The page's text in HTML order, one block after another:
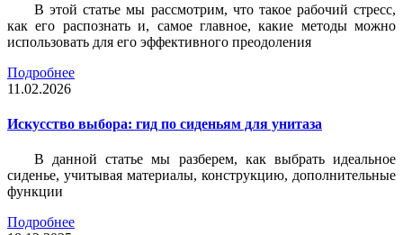
В этой статье мы рассмотрим, что такое рабочий стресс,
как его распознать и, самое главное, какие методы можно
использовать для его эффективного преодоления
Подробнее
11.02.2026
Искусство выбора: гид по сиденьям для унитаза
В данной статье мы разберем, как выбрать идеальное
сиденье, учитывая материалы, конструкцию, дополнительные
функции
Подробнее